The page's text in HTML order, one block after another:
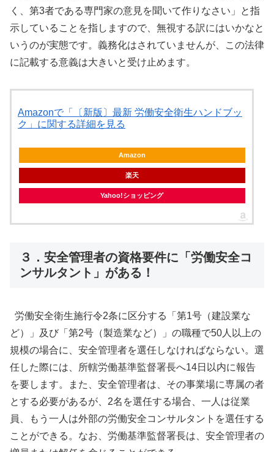
く、第3者である専門家の意見を聞いて作りなさい」と指
示していることを指しますので、無視する訳にはいかなと
いうのが実態です。義務化はされていませんが、この法律
に記載する意義は大きいと受け止めます。
Amazonで「〔新版〕最新 労働安全衛生ハンドブッ
ク」に関する詳細を見る
Amazon
楽天
Yahoo!ショッピング
３．安全管理者の資格要件に「労働安全コ
ンサルタント」がある！
労働安全衛生施行令2条に区分する「第1号（建設業な
ど）」及び「第2号（製造業など）」の職種で50人以上の
規模の場合に、安全管理者を選任しなければならない。選
任した際には、所轄労働基準監督署長へ14日以内に報告
を要します。また、安全管理者は、その事業場に専属の者
とする必要があるが、2名を選任する場合、一人は従業
員、もう一人は外部の労働安全コンサルタントを選任する
ことができる。なお、労働基準監督署長は、安全管理者の